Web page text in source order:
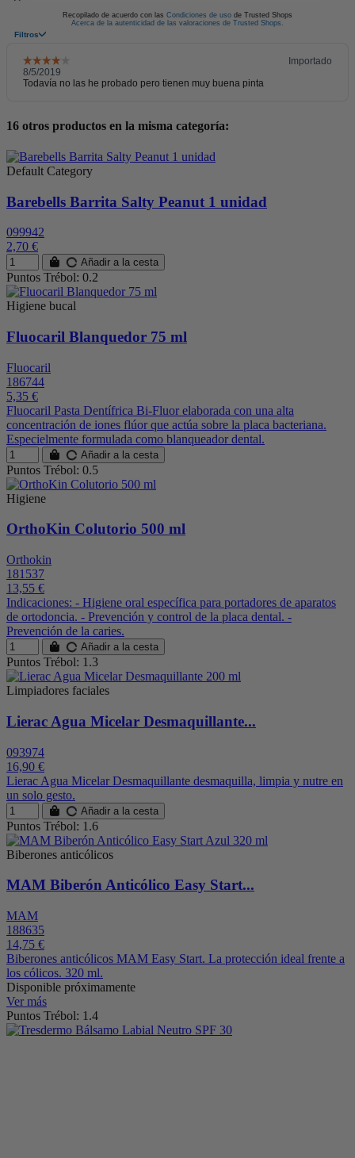
16 otros productos en la misma categoría:
Default Category
Barebells Barrita Salty Peanut 1 unidad
099942
2,70 €
Añadir a la cesta
Puntos Trébol: 0.2
Higiene bucal
Fluocaril Blanquedor 75 ml
Fluocaril
186744
5,35 €
Fluocaril Pasta Dentífrica Bi-Fluor elaborada con una alta
concentración de iones flúor que actúa sobre la placa bacteriana.
Especielmente formulada como blanqueador dental.
Añadir a la cesta
Puntos Trébol: 0.5
Higiene
OrthoKin Colutorio 500 ml
Orthokin
181537
13,55 €
Indicaciones: - Higiene oral específica para portadores de aparatos
de ortodoncia. - Prevención y control de la placa dental. -
Prevención de la caries.
Añadir a la cesta
Puntos Trébol: 1.3
Limpiadores faciales
Lierac Agua Micelar Desmaquillante...
093974
16,90 €
Lierac Agua Micelar Desmaquillante desmaquilla, limpia y nutre en
un solo gesto.
Añadir a la cesta
Puntos Trébol: 1.6
Biberones anticólicos
MAM Biberón Anticólico Easy Start...
MAM
188635
14,75 €
Biberones anticólicos MAM Easy Start. La protección ideal frente a
los cólicos. 320 ml.
Disponible próximamente
Ver más
Puntos Trébol: 1.4